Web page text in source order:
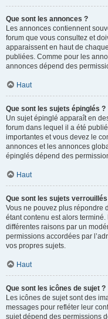
Que sont les annonces ?
Les annonces contiennent
forum que vous consultez et
apparaissent en haut de
publiées. Comme pour les
annonces dépend des
Haut
Que sont les sujets épinglés ?
Un sujet épinglé apparaît en
forum dans lequel il a été
importantes et vous devez le
annonces et les annonces
épinglés dépend des
Haut
Que sont les sujets
Vous ne pouvez plus répondre
étant contenu est alors
différentes raisons par un
permissions accordées par
vos propres sujets.
Haut
Que sont les icônes de sujet ?
Les icônes de sujet sont des
messages pour refléter leur
sujet dépend des permissions